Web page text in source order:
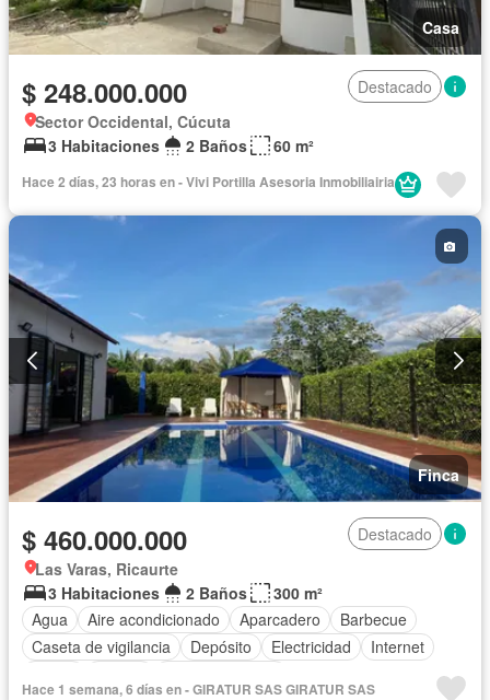
Casa
$ 248.000.000
Destacado
Sector Occidental, Cúcuta
3 Habitaciones
2 Baños 60 m²
Hace 2 días, 23 horas en - Vivi Portilla Asesoria Inmobiliairia
Finca
$ 460.000.000
Destacado
Las Varas, Ricaurte
3 Habitaciones
2 Baños
300 m²
Agua
Aire acondicionado Aparcadero
Barbecue
Caseta de vigilancia
Depósito Electricidad
Internet
Hace 1 semana, 6 días en - GIRATUR SAS GIRATUR SAS